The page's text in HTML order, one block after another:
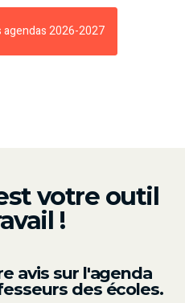
2026-2027
votre outil
!
avis sur l'agenda
des écoles.